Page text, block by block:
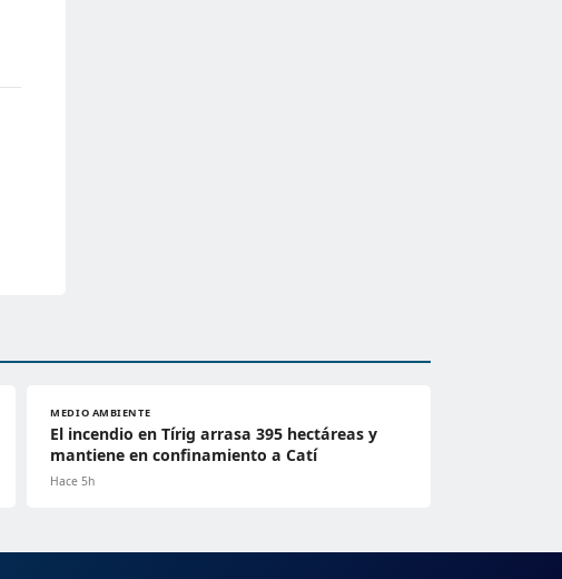
MEDIO AMBIENTE
El incendio en Tírig arrasa 395 hectáreas y
mantiene en confinamiento a Catí
Hace 5h